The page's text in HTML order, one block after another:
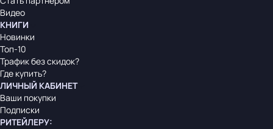
Видео
КНИГИ
Новинки
Топ-10
Трафик без скидок?
Где купить?
ЛИЧНЫЙ КАБИНЕТ
Ваши покупки
Подписки
РИТЕЙЛЕРУ: